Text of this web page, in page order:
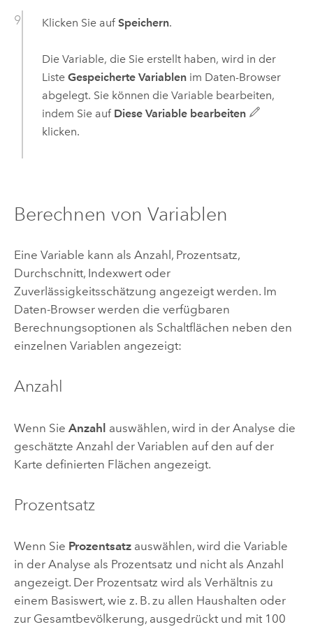
Klicken Sie auf Speichern.
Die Variable, die Sie erstellt haben, wird in der
Liste Gespeicherte Variablenim Daten-Browser
abgelegt. Sie können die Variable bearbeiten,
indem Sie auf Diese Variable bearbeiten
klicken.
Berechnen von Variablen
Eine Variable kann als Anzahl, Prozentsatz,
Durchschnitt, Indexwert oder
Zuverlässigkeitsschätzung angezeigt werden. Im
Daten-Browser werden die verfügbaren
Berechnungsoptionen als Schaltflächen neben den
einzelnen Variablen angezeigt:
Anzahl
Wenn Sie Anzahl auswählen, wird in der Analyse die
geschätzte Anzahl der Variablen auf den auf der
Karte definierten Flächen angezeigt.
Prozentsatz
Wenn Sie Prozentsatzauswählen, wird die Variable
in der Analyse als Prozentsatz und nicht als Anzahl
angezeigt. Der Prozentsatz wird als Verhältnis zu
einem Basiswert, wie z. B. zu allen Haushalten oder
zur Gesamtbevölkerung, ausgedrückt und mit 100